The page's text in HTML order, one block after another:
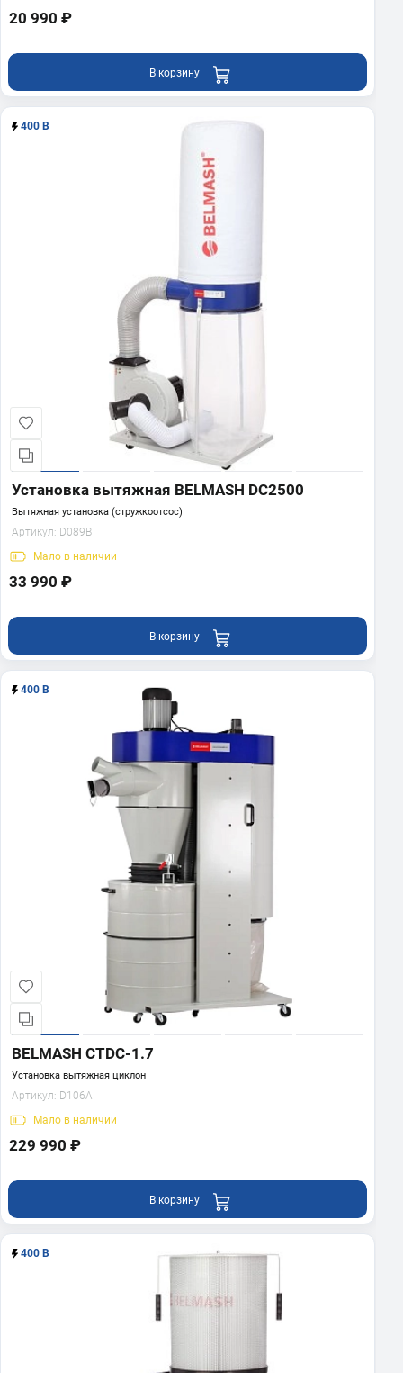
20 990 ₽
В корзину
400 В
Установка вытяжная BELMASH DC2500
Вытяжная установка (стружкоотсос)
Артикул: D089B
Мало в наличии
33 990 ₽
В корзину
400 В
BELMASH CTDC-1.7
Установка вытяжная циклон
Артикул: D106A
Мало в наличии
229 990 ₽
В корзину
400 В